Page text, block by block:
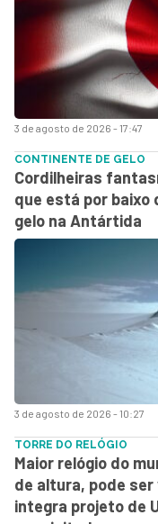
3 de agosto de 2026 - 17:47
3 de agosto de 2026 - 10:27
CONTINENTE DE GELO
Cordilheiras
que está por baixo
gelo na Antártida
TORRE DO RELÓGIO
Maior relógio do
de altura, pode
integra projeto de